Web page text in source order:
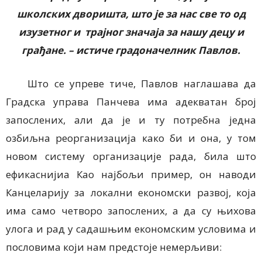
школских дворишта, што је за нас све то од
изузетног и трајног значаја за нашу децу и
грађане. – истиче градоначелник Павлов.
Што се упреве тиче, Павлов наглашава да
Градска управа Панчева има адекватан број
запослених, али да је и ту потребна једна
озбиљна реорганизација како би и она, у том
новом систему организације рада, била што
ефикаснијиа Као најбољи пример, он наводи
Канцеларију за локални економски развој, која
има само четворо запослених, а да су њихова
улога и рад у садашњим економским условима и
пословима који нам предстоје немерљиви: